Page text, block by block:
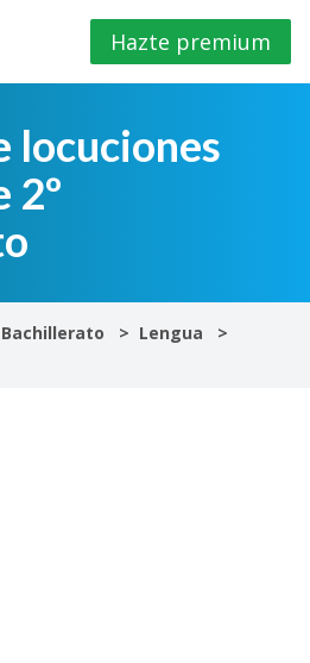
Hazte premium
locuciones
2º
Lengua